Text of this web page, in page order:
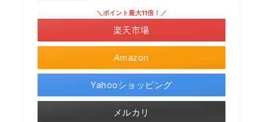
Amazon
＼ポイント最大11倍！／
楽天市場
Yahooショッピング
メルカリ